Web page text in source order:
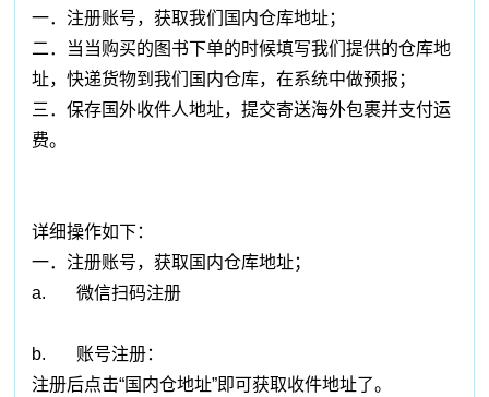
一．注册账号，获取我们国内仓库地址；
二．当当购买的图书下单的时候填写我们提供的仓库地
址，快递货物到我们国内仓库，在系统中做预报；
三．保存国外收件人地址，提交寄送海外包裹并支付运
费。
详细操作如下：
一．注册账号，获取国内仓库地址；
a. 微信扫码注册
b. 账号注册：
注册后点击“国内仓地址”即可获取收件地址了。